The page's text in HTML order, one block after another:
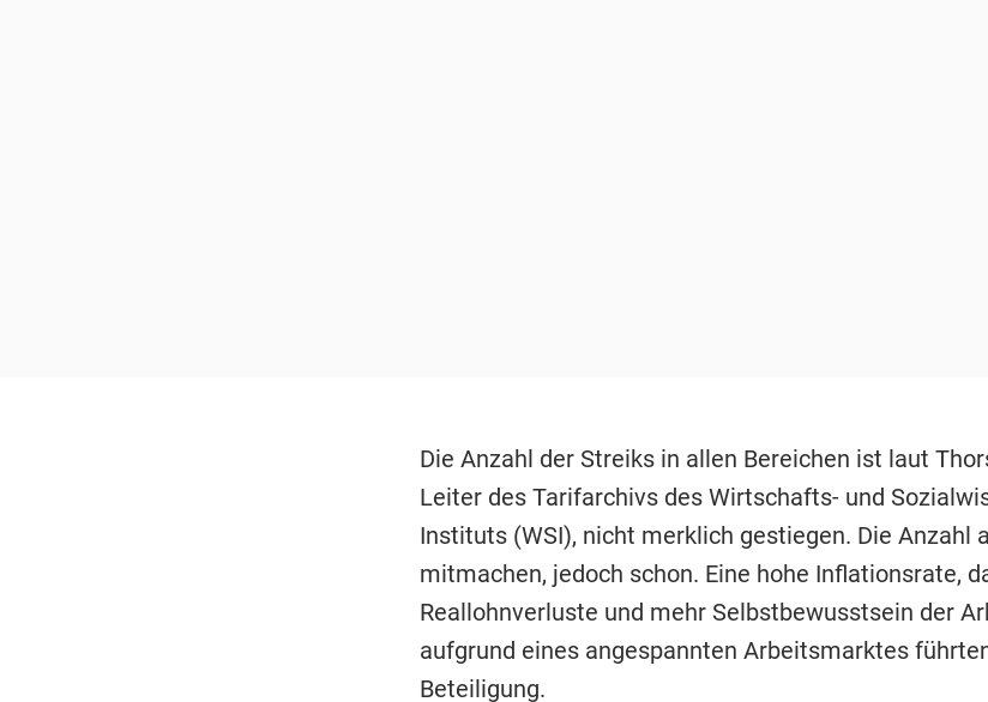
Die Anzahl der Streiks in allen Bereichen ist laut
Leiter des Tarifarchivs des Wirtschafts- und
Instituts (WSI), nicht merklich gestiegen. Die Anzahl
mitmachen, jedoch schon. Eine hohe Inflationsrate,
Reallohnverluste und mehr Selbstbewusstsein der
aufgrund eines angespannten Arbeitsmarktes
Beteiligung.